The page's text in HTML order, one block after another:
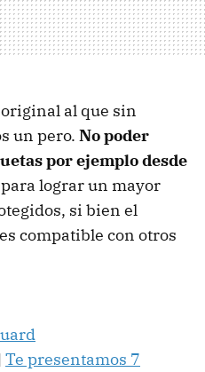
al que sin
un pero. No poder
por ejemplo desde
para lograr un mayor
si bien el
compatible con otros
Te presentamos 7